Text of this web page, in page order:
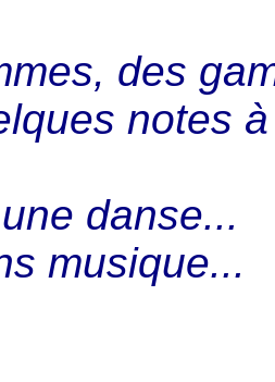
des
notes
danse...
musique...